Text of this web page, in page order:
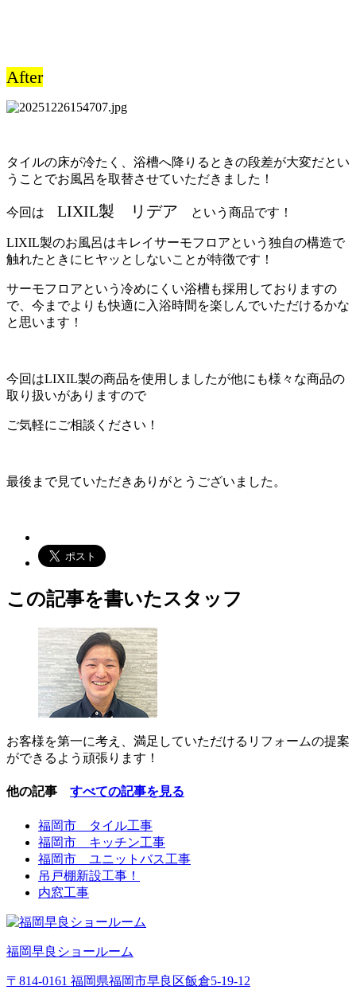
After
タイルの床が冷たく、浴槽へ降りるときの段差が大変だとい
うことでお風呂を取替させていただきました！
今回は LIXIL製 リデア という商品です！
LIXIL製のお風呂はキレイサーモフロアという独自の構造で
触れたときにヒヤッとしないことが特徴です！
サーモフロアという冷めにくい浴槽も採用しておりますの
で、今までよりも快適に入浴時間を楽しんでいただけるかな
と思います！
今回はLIXIL製の商品を使用しましたが他にも様々な商品の
取り扱いがありますので
ご気軽にご相談ください！
最後まで見ていただきありがとうございました。
この記事を書いたスタッフ
お客様を第一に考え、満足していただけるリフォームの提案
ができるよう頑張ります！
他の記事 すべての記事を見る
福岡市 タイル工事
福岡市 キッチン工事
福岡市 ユニットバス工事
吊戸棚新設工事！
内窓工事
福岡早良ショールーム
〒814-0161 福岡県福岡市早良区飯倉5-19-12